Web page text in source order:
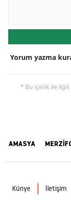
Yorum yazma
* Bu içerik ile
AMASYA
Künye İletişim